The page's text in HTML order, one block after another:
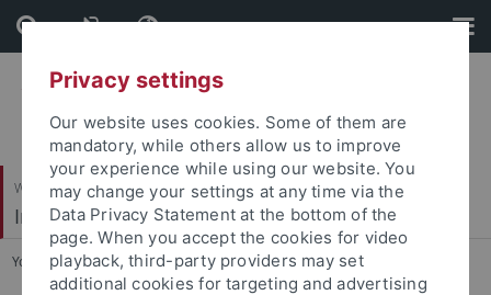
Skip
to
content
Skip
to
footer
Wirtschafts- und Sozialwissenschaftliche Fakultät
Institut für Sportwissenschaft
You are here: Startseite ... Institut
Privacy settings
Our website uses cookies. Some of them are
mandatory, while others allow us to improve
your experience while using our website. You
may change your settings at any time via the
Data Privacy Statement at the bottom of the
page. When you accept the cookies for video
playback, third-party providers may set
additional cookies for targeting and advertising